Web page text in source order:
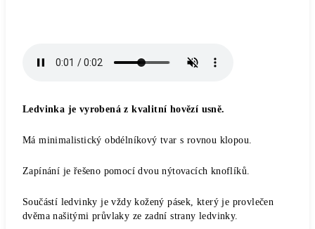
Ledvinka je vyrobená z kvalitní hovězí usně.
Má minimalistický obdélníkový tvar s rovnou klopou.
Zapínání je řešeno pomocí dvou nýtovacích knoflíků.
Součástí ledvinky je vždykožený pásek, který je provlečen
dvěma našitými průvlaky ze zadní strany ledvinky.